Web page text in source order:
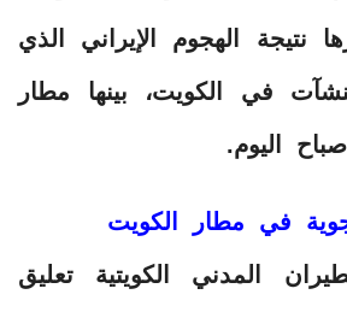
نتيجة الهجوم الإيراني الذي
في الكويت، بينها مطار
اليوم.
في مطار الكويت
المدني الكويتية تعليق